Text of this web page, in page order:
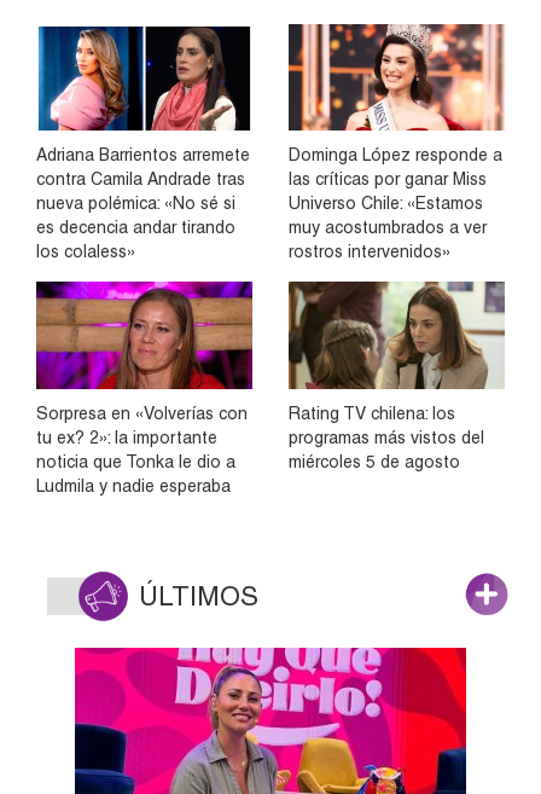
Adriana Barrientos arremete
contra Camila Andrade tras
nueva polémica: «No sé si
es decencia andar tirando
los colaless»
Dominga López responde a
las críticas por ganar Miss
Universo Chile: «Estamos
muy acostumbrados a ver
rostros intervenidos»
Sorpresa en «Volverías con
tu ex? 2»: la importante
noticia que Tonka le dio a
Ludmila y nadie esperaba
Rating TV chilena: los
programas más vistos del
miércoles 5 de agosto
ÚLTIMOS